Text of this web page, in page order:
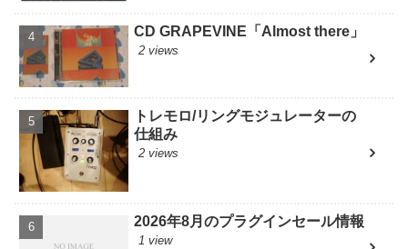
CD GRAPEVINE「Almost there」
2 views
トレモロ/リングモジュレーターの
仕組み
2 views
2026年8月のプラグインセール情報
1 view